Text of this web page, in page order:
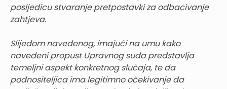
posljedicu stvaranje pretpostavki za odbacivanje
zahtjeva.
Slijedom navedenog, imajući na umu kako
navedeni propust Upravnog suda predstavlja
temeljni aspekt konkretnog slučaja, te da
podnositeljica ima legitimno očekivanje da